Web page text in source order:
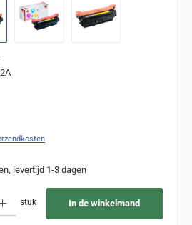
levertijd 1-3 dagen
stuk In de winkelmand